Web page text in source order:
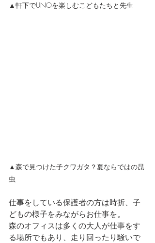
▲軒下でUNOを楽しむこどもたちと先生
▲森で見つけた子クワガタ？夏ならではの昆
虫
仕事をしている保護者の方は時折、子
どもの様子をみながらお仕事を。
森のオフィスは多くの大人が仕事をす
る場所でもあり、走り回ったり騒いで